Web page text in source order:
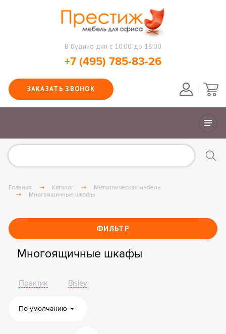
В будние дни с 10:00 до 18:00
+7 (495) 785-83-26
ЗАКАЗАТЬ ЗВОНОК
Главная Каталог
Металлическая мебель
Многоящичные шкафы
ФИЛЬТР
Многоящичные шкафы
Практик Bisley
По умолчанию